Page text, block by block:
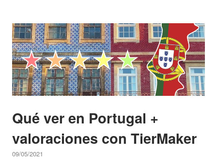
Open post
Qué ver en Portugal +
valoraciones con TierMaker
09/05/2021